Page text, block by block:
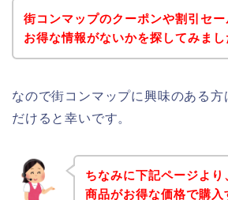
街コンマップのクーポンや割引セ
お得な情報がないかを探してみまし
なので街コンマップに興味のある方
だけると幸いです。
ちなみに下記ページよ
商品がお得な価格で購入